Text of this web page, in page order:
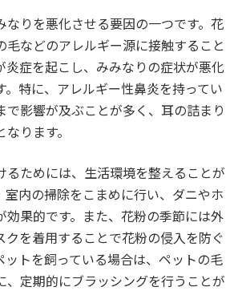
なりを悪化させる要因の一つです。花
毛などのアレルギー源に接触すること
炎症を起こし、みみなりの症状が悪化
。特に、アレルギー性鼻炎を持ってい
で影響が及ぶことが多く、耳の詰まり
ります。
るためには、生活環境を整えることが
室内の掃除をこまめに行い、ダニやホ
効果的です。また、花粉の季節には外
クを着用することで花粉の侵入を防ぐ
ットを飼っている場合は、ペットの毛
、定期的にブラッシングを行うことが